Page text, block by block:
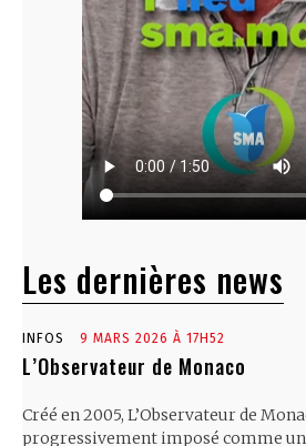
Les dernières news
INFOS 9 MARS 2026 À 17H52
L’Observateur de Monaco
Créé en 2005, L’Observateur de
progressivement imposé comme